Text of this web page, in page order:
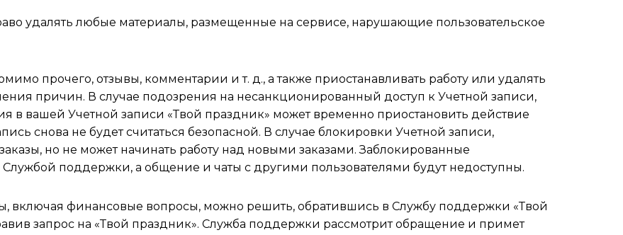
удалять любые материалы, размещенные на сервисе, нарушающие пользовательское
прочего, отзывы, комментарии и т. д., а также приостанавливать работу или удалять
причин. В случае подозрения на несанкционированный доступ к Учетной записи,
в вашей Учетной записи «Твой праздник» может временно приостановить действие
снова не будет считаться безопасной. В случае блокировки Учетной записи,
но не может начинать работу над новыми заказами. Заблокированные
Службой поддержки, а общение и чаты с другими пользователями будут недоступны.
включая финансовые вопросы, можно решить, обратившись в Службу поддержки «Твой
запрос на «Твой праздник». Служба поддержки рассмотрит обращение и примет